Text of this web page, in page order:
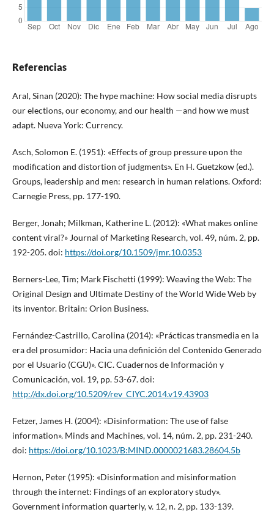
Referencias
Aral, Sinan (2020): The hype machine: How social media disrupts
our elections, our economy, and our health —and how we must
adapt. Nueva York: Currency.
Asch, Solomon E. (1951): «Effects of group pressure upon the
modification and distortion of judgments». En H. Guetzkow (ed.).
Groups, leadership and men: research in human relations. Oxford:
Carnegie Press, pp. 177-190.
Berger, Jonah; Milkman, Katherine L. (2012): «What makes online
content viral?» Journal of Marketing Research, vol. 49, núm. 2, pp.
192-205. doi: https://doi.org/10.1509/jmr.10.0353
Berners-Lee, Tim; Mark Fischetti (1999): Weaving the Web: The
Original Design and Ultimate Destiny of the World Wide Web by
its inventor. Britain: Orion Business.
Fernández-Castrillo, Carolina (2014): «Prácticas transmedia en la
era del prosumidor: Hacia una definición del Contenido Generado
por el Usuario (CGU)». CIC. Cuadernos de Información y
Comunicación, vol. 19, pp. 53-67. doi:
http://dx.doi.org/10.5209/rev_CIYC.2014.v19.43903
Fetzer, James H. (2004): «Disinformation: The use of false
information». Minds and Machines, vol. 14, núm. 2, pp. 231-240.
doi: https://doi.org/10.1023/B:MIND.0000021683.28604.5b
Hernon, Peter (1995): «Disinformation and misinformation
through the internet: Findings of an exploratory study».
Government information quarterly, v. 12, n. 2, pp. 133-139.